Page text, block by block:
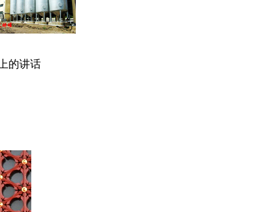
的讲话